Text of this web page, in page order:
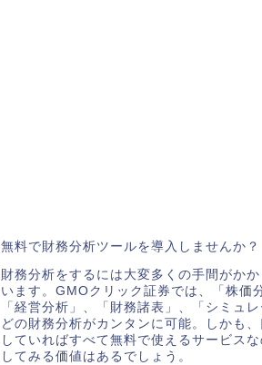
無料で財務分析ツールを導入しませんか？
財務分析をするには大変多くの手間がかか
います。GMOクリック証券では、「株価
「経営分析」、「財務諸表」、「シミュ
どの財務分析がカンタンに可能。しかも
していればすべて無料で使えるサービス
してみる価値はあるでしょう。